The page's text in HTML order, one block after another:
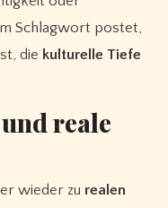
Schlagwort postet,
die kulturelle Tiefe
reale
wieder zu realen